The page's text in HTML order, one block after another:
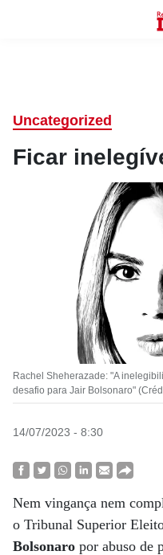
Uncategorized
Ficar
Rachel Sheherazade: "A
desafio para Jair Bolsonaro"
14/07/2023 - 8:30
Nem vingança nem
o Tribunal Superior
Bolsonaro por abuso de